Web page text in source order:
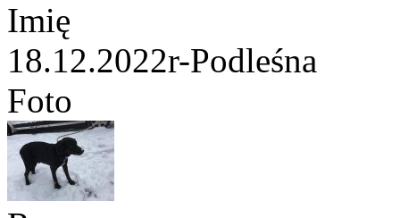
Imię
18.12.2022r-Podleśna
Foto